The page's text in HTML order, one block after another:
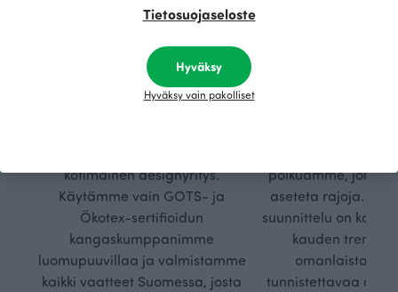
Kestä
kotimainen designyritys.
Käytämme vain GOTS- ja
Ökotex-sertifioidun
kangaskumppanimme
luomupuuvillaa ja valmistamme
kaikki vaatteet Suomessa, josta
polkuamme, jolla
aseteta rajoja.
suunnittelu on
kauden
omanlaista,
tunnistettavaa
Tietosuojaseloste
Hyväksy
Hyväksy vain pakolliset